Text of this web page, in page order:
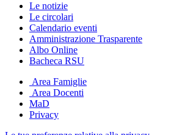
Le notizie
Le circolari
Calendario eventi
Amministrazione Trasparente
Albo Online
Bacheca RSU
Area Famiglie
Area Docenti
MaD
Privacy